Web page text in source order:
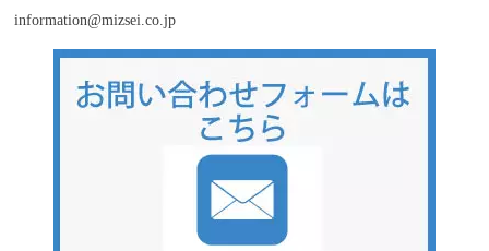
information@mizsei.co.jp